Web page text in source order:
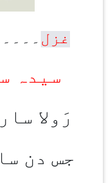
غزل
سیدہ
رَولا
جس دن